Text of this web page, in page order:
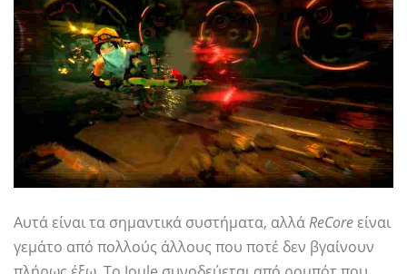
Αυτά είναι τα σημαντικά συστήματα, αλλάReCoreείναι
γεμάτο από πολλούς άλλους που ποτέ δεν βγαίνουν